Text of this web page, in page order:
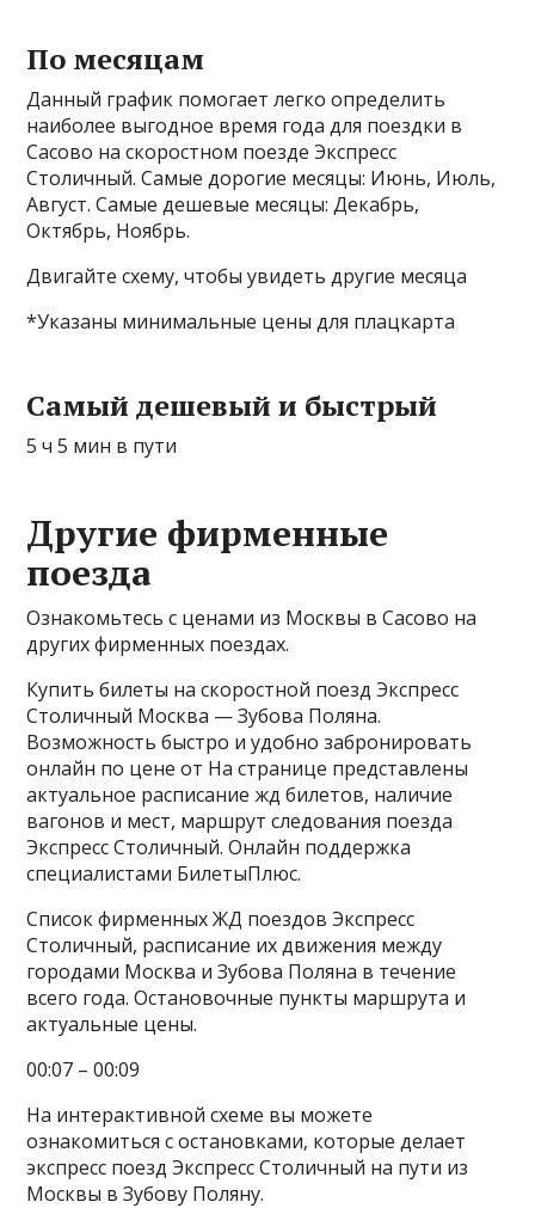
По месяцам
Данный график помогает легко определить
наиболее выгодное время года для поездки в
Сасово на скоростном поезде Экспресс
Столичный. Самые дорогие месяцы: Июнь, Июль,
Август. Самые дешевые месяцы: Декабрь,
Октябрь, Ноябрь.
Двигайте схему, чтобы увидеть другие месяца
*Указаны минимальные цены для плацкарта
Самый дешевый и быстрый
5 ч 5 мин в пути
Другие фирменные
поезда
Ознакомьтесь с ценами из Москвы в Сасово на
других фирменных поездах.
Купить билеты на скоростной поезд Экспресс
Столичный Москва — Зубова Поляна.
Возможность быстро и удобно забронировать
онлайн по цене от На странице представлены
актуальное расписание жд билетов, наличие
вагонов и мест, маршрут следования поезда
Экспресс Столичный. Онлайн поддержка
специалистами БилетыПлюс.
Список фирменных ЖД поездов Экспресс
Столичный, расписание их движения между
городами Москва и Зубова Поляна в течение
всего года. Остановочные пункты маршрута и
актуальные цены.
00:07 – 00:09
На интерактивной схеме вы можете
ознакомиться с остановками, которые делает
экспресс поезд Экспресс Столичный на пути из
Москвы в Зубову Поляну.